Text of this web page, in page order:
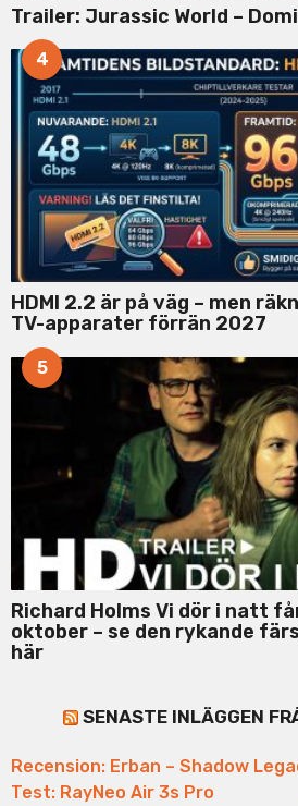
Trailer: Jurassic World –
4
HDMI 2.2 är på väg – men
TV-apparater förrän 2027
5
Richard Holms Vi dör i natt
oktober – se den rykande
här
SENASTE INLÄGGEN
Recension: Erban – Shadow
Test: RayNeo Air 3s Pro